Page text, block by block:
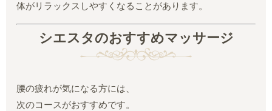
体がリラックスしやすくなることがあります。
シエスタのおすすめマッサージ
腰の疲れが気になる方には、
次のコースがおすすめです。